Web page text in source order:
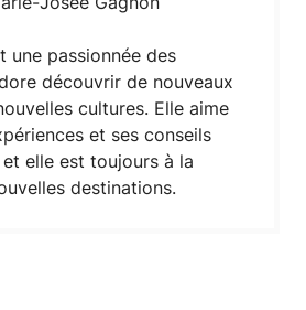
une passionnée des
découvrir de nouveaux
cultures. Elle aime
et ses conseils
elle est toujours à la
destinations.